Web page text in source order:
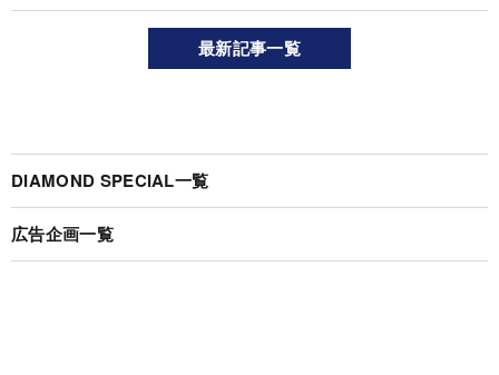
最新記事一覧
DIAMOND SPECIAL一覧
広告企画一覧